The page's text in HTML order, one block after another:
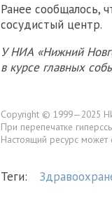
Ранее сообщалось,
сосудистый центр.
У НИА «Нижний
в курсе главных
Copyright © 1999—2025
При перепечатке
Настоящий ресурс
Теги: